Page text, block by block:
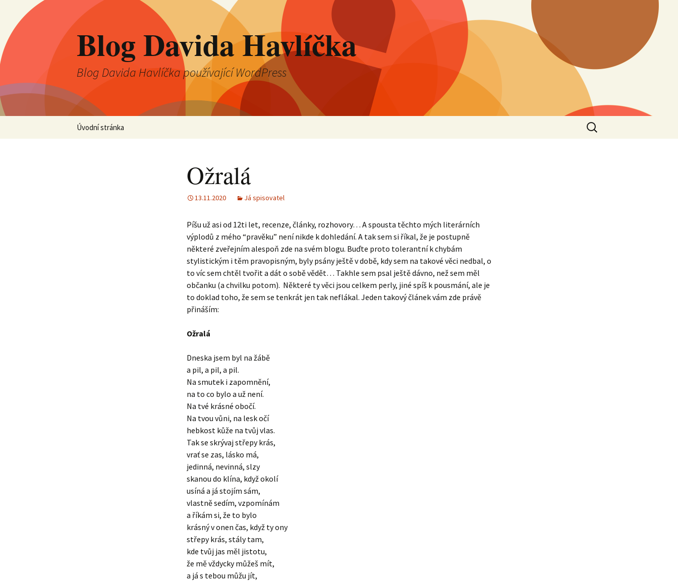
Blog Davida Havlíčka
Blog Davida Havlíčka používající WordPress
Přejít
Úvodní stránka
Vyhledávání
Ožralá
13.11.2020 Já spisovatel
Píšu už asi od 12ti let, recenze, články, rozhovory… A spousta těchto mých literárních
výplodů z mého “pravěku” není nikde k dohledání. A tak sem si říkal, že je postupně
některé zveřejním alespoň zde na svém blogu. Buďte proto tolerantní k chybám
stylistickým i těm pravopisným, byly psány ještě v době, kdy sem na takové věci nedbal, o
to víc sem chtěl tvořit a dát o sobě vědět… Takhle sem psal ještě dávno, než sem měl
občanku (a chvilku potom). Některé ty věci jsou celkem perly, jiné spíš k pousmání, ale je
to doklad toho, že sem se tenkrát jen tak neflákal. Jeden takový článek vám zde právě
přináším:
Ožralá
Dneska jsem byl na žábě
a pil, a pil, a pil.
Na smutek i zapomnění,
na to co bylo a už není.
Na tvé krásné obočí.
Na tvou vůni, na lesk očí
hebkost kůže na tvůj vlas.
Tak se skrývaj střepy krás,
vrať se zas, lásko má,
jedinná, nevinná, slzy
skanou do klína, když okolí
usíná a já stojím sám,
vlastně sedím, vzpomínám
a říkám si, že to bylo
krásný v onen čas, když ty ony
střepy krás, stály tam,
kde tvůj jas měl jistotu,
že mě vždycky můžeš mít,
a já s tebou můžu jít,